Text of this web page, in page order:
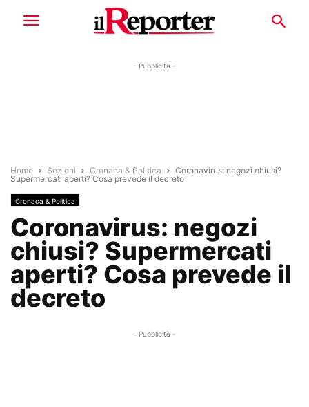
- Pubblicità -
Home Sezioni Cronaca & Politica
Coronavirus: negozi chiusi?
Supermercati aperti? Cosa prevede il decreto
Cronaca & Politica
Coronavirus: negozi
chiusi? Supermercati
aperti? Cosa prevede il
decreto
- Pubblicità -